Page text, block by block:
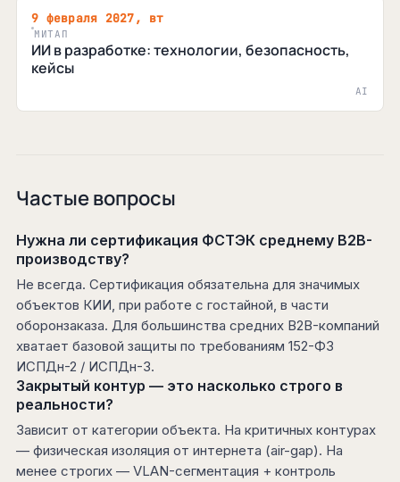
9 февраля 2027, вт
МИТАП
ИИ в разработке: технологии, безопасность,
кейсы
AI
Частые вопросы
Нужна ли сертификация ФСТЭК среднему B2B-
производству?
Не всегда. Сертификация обязательна для значимых
объектов КИИ, при работе с гостайной, в части
оборонзаказа. Для большинства средних B2B-компаний
хватает базовой защиты по требованиям 152-ФЗ
ИСПДн-2 / ИСПДн-3.
Закрытый контур — это насколько строго в
реальности?
Зависит от категории объекта. На критичных контурах
— физическая изоляция от интернета (air-gap). На
менее строгих — VLAN-сегментация + контроль